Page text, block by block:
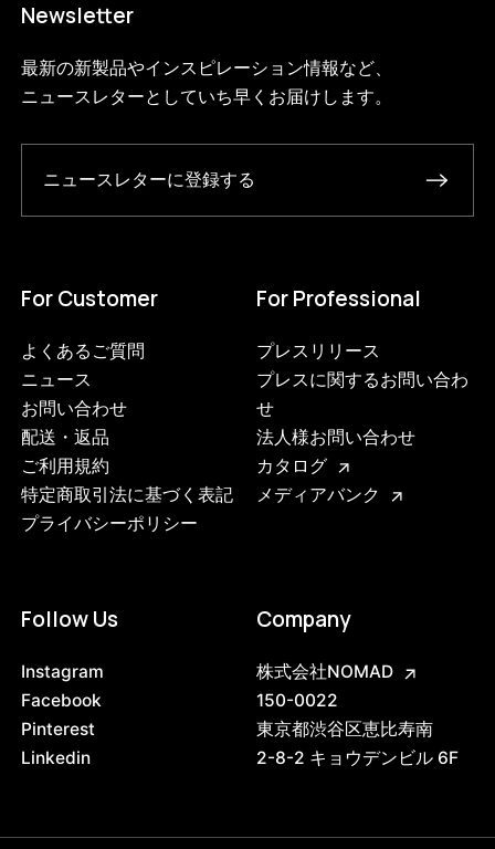
46454365815016テラコッタ/products/ceramic-pendant-
wide?variant=46454365815016 5225000CPLTECOWI_JP
Newsletter
最新の新製品やインスピレーション情報など、
ニュースレターとしていち早くお届けします。
ニュースレターに登録する
For Customer
よくあるご質問
ニュース
お問い合わせ
配送・返品
ご利用規約
特定商取引法に基づく表記
プライバシーポリシー
For Professional
プレスリリース
プレスに関するお問い合わ
せ
法人様お問い合わせ
カタログ
メディアバンク
Follow Us
Instagram
Facebook
Pinterest
Linkedin
Company
株式会社NOMAD
150-0022
東京都渋谷区恵比寿南
2-8-2 キョウデンビル 6F